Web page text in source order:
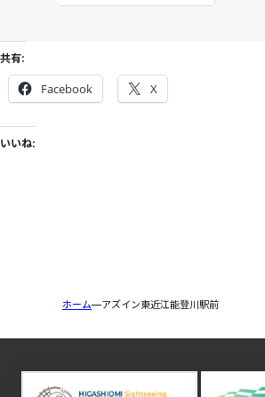
共有:
Facebook X
いいね:
ホーム アズイン東近江能登川駅前